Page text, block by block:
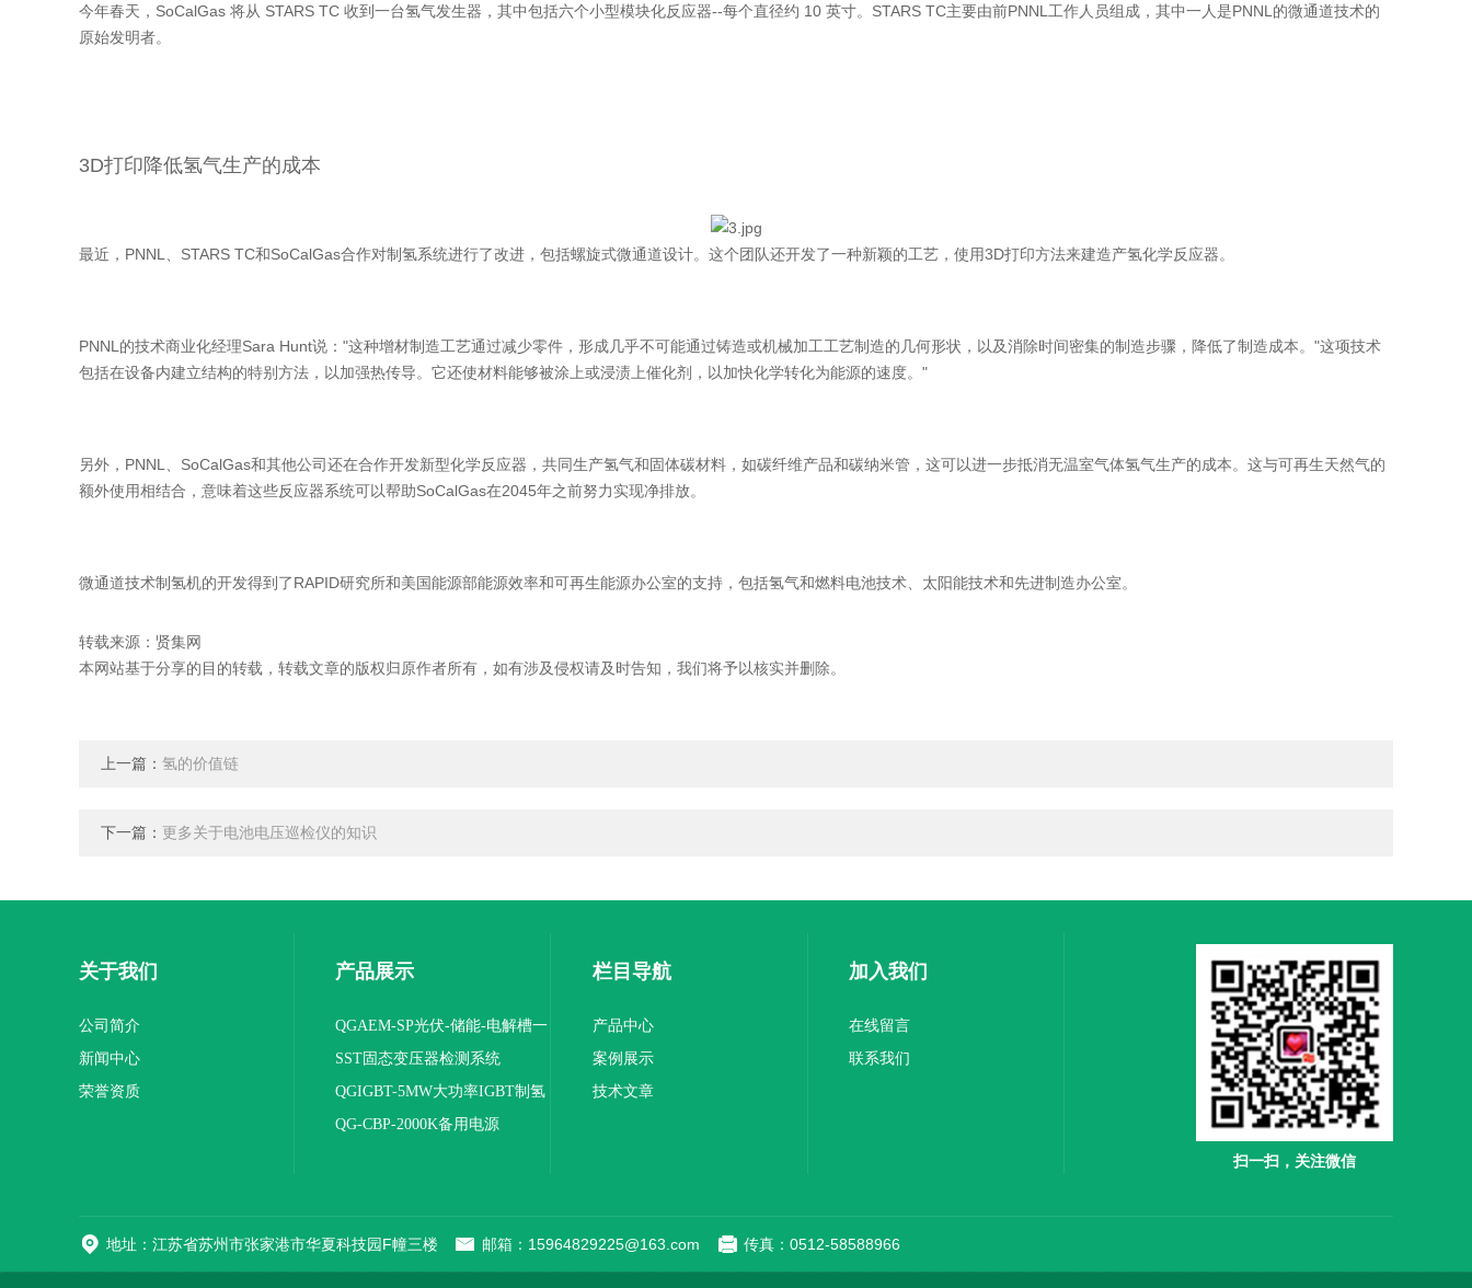
今年春天，SoCalGas 将从 STARS TC 收到一台氢气发生器，其中包括六个小型模块化反应器--每个直径约 10 英寸。STARS TC主要由前PNNL工作人员组成，其中一人是PNNL的微通道技术的
原始发明者。
3D打印降低氢气生产的成本
最近，PNNL、STARS TC和SoCalGas合作对制氢系统进行了改进，包括螺旋式微通道设计。这个团队还开发了一种新颖的工艺，使用3D打印方法来建造产氢化学反应器。
PNNL的技术商业化经理Sara Hunt说："这种增材制造工艺通过减少零件，形成几乎不可能通过铸造或机械加工工艺制造的几何形状，以及消除时间密集的制造步骤，降低了制造成本。"这项技术
包括在设备内建立结构的特别方法，以加强热传导。它还使材料能够被涂上或浸渍上催化剂，以加快化学转化为能源的速度。"
另外，PNNL、SoCalGas和其他公司还在合作开发新型化学反应器，共同生产氢气和固体碳材料，如碳纤维产品和碳纳米管，这可以进一步抵消无温室气体氢气生产的成本。这与可再生天然气的
额外使用相结合，意味着这些反应器系统可以帮助SoCalGas在2045年之前努力实现净排放。
微通道技术制氢机的开发得到了RAPID研究所和美国能源部能源效率和可再生能源办公室的支持，包括氢气和燃料电池技术、太阳能技术和先进制造办公室。
转载来源：贤集网
本网站基于分享的目的转载，转载文章的版权归原作者所有，如有涉及侵权请及时告知，我们将予以核实并删除。
上一篇： 氢的价值链
下一篇： 更多关于电池电压巡检仪的知识
关于我们
公司简介
新闻中心
荣誉资质
产品展示
QGAEM-SP光伏-储能-电解槽一
体化测试平台
SST固态变压器检测系统
QGIGBT-5MW大功率IGBT制氢
电源
QG-CBP-2000K备用电源
栏目导航
产品中心
案例展示
技术文章
加入我们
在线留言
联系我们
扫一扫，关注微信
地址：江苏省苏州市张家港市华夏科技园F幢三楼 邮箱：15964829225@163.com 传真：0512-58588966